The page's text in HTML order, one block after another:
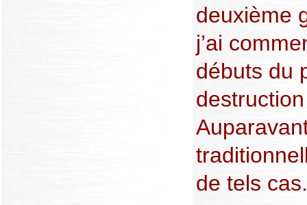
deuxième
j’ai
débuts du
de tels cas.